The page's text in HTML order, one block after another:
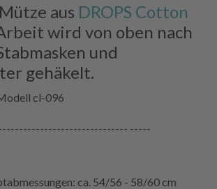
aus DROPS Cotton
wird von oben nach
und
gehäkelt.
cl-096
-----
ca. 54/56 - 58/60 cm